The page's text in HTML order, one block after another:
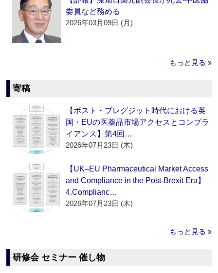
委員など務める
2026年03月09日 (月)
もっと見る »
寄稿
【ポスト・ブレグジット時代における英
国・EUの医薬品市場アクセスとコンプラ
イアンス】第4回…
2026年07月23日 (木)
【UK–EU Pharmaceutical Market Access
and Compliance in the Post-Brexit Era】
4.Complianc…
2026年07月23日 (木)
もっと見る »
研修会 セミナー 催し物